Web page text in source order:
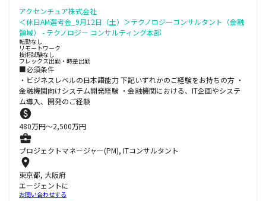
アクセンチュア株式会社
＜休日AM選考会_9月12日（土）＞テクノロジーコンサルタント（金融
領域） - テクノロジー コンサルティング本部
転勤なし
リモートワーク
技術試験なし
フレックス出勤・時差出勤
■必須条件
・ビジネスレベルの日本語能力 下記いずれかのご経験をお持ちの方 ・
金融機関向けシステム開発経験 ・金融機関における、IT企画やシステ
ム導入、開発のご経験
480万円〜2,500万円
プロジェクトマネージャー(PM), ITコンサルタント
東京都, 大阪府
エージェントに
お問い合わせする